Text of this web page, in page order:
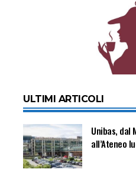
ULTIMI ARTICOLI
Unibas, dal
all’Ateneo